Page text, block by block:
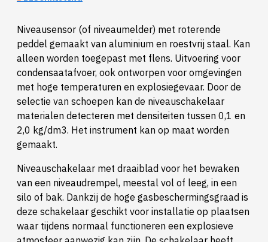
Niveausensor (of niveaumelder) met roterende
peddel gemaakt van aluminium en roestvrij staal. Kan
alleen worden toegepast met flens. Uitvoering voor
condensaatafvoer, ook ontworpen voor omgevingen
met hoge temperaturen en explosiegevaar. Door de
selectie van schoepen kan de niveauschakelaar
materialen detecteren met densiteiten tussen 0,1 en
2,0 kg/dm3. Het instrument kan op maat worden
gemaakt.
Niveauschakelaar met draaiblad voor het bewaken
van een niveaudrempel, meestal vol of leeg, in een
silo of bak. Dankzij de hoge gasbeschermingsgraad is
deze schakelaar geschikt voor installatie op plaatsen
waar tijdens normaal functioneren een explosieve